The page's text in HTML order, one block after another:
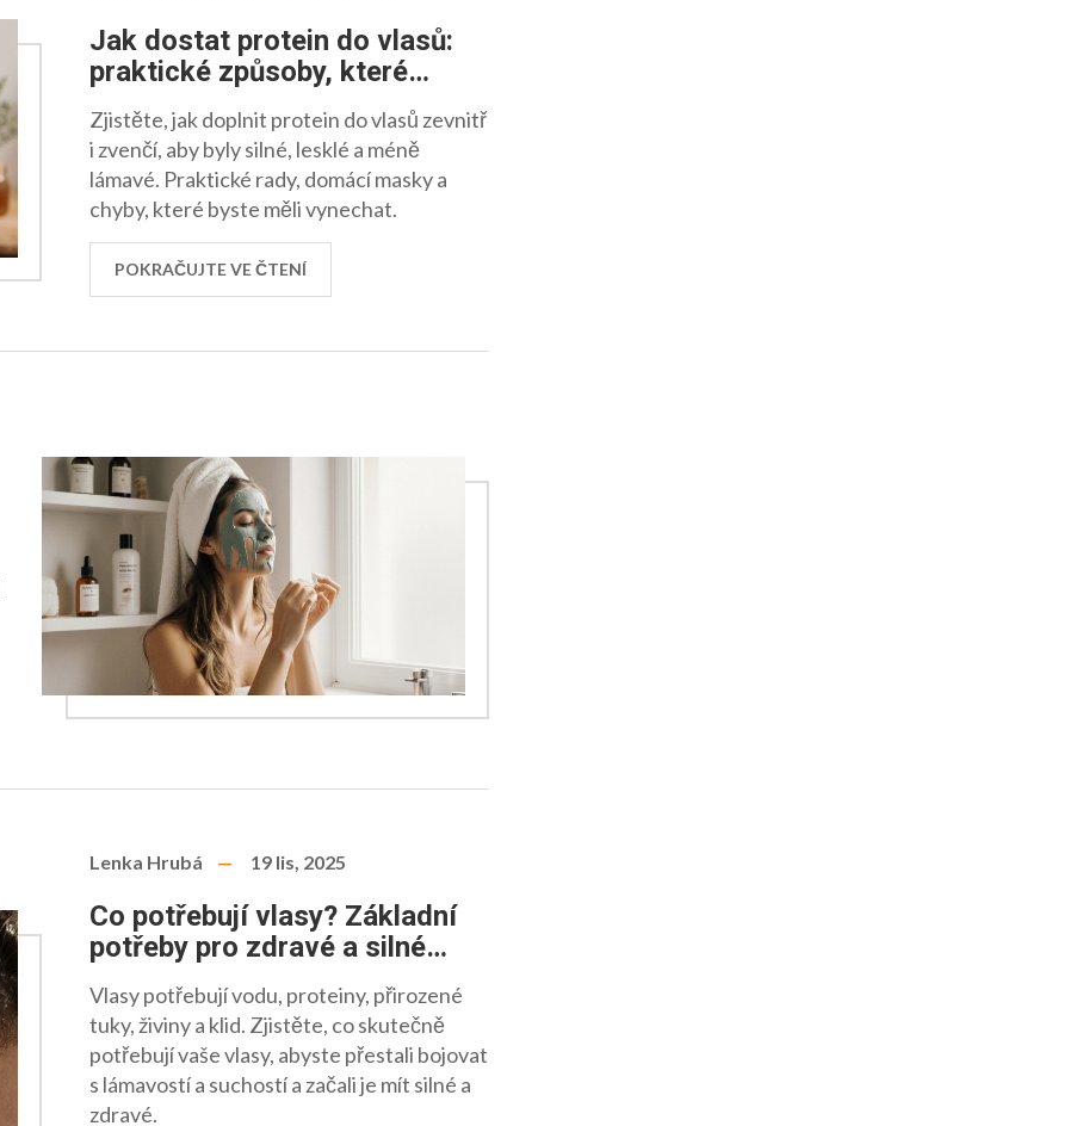
Jak dostat protein do vlasů:
praktické způsoby, které
opravdu fungují
Zjistěte, jak doplnit protein do vlasů zevnitř
i zvenčí, aby byly silné, lesklé a méně
lámavé. Praktické rady, domácí masky a
chyby, které byste měli vynechat.
POKRAČUJTE VE ČTENÍ
Lenka Hrubá 19 lis, 2025
Co potřebují vlasy? Základní
potřeby pro zdravé a silné
Vlasy potřebují vodu, proteiny, přirozené
tuky, živiny a klid. Zjistěte, co skutečně
potřebují vaše vlasy, abyste přestali bojovat
s lámavostí a suchostí a začali je mít silné a
zdravé.